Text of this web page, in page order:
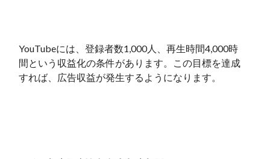
YouTubeには、登録者数1,000人、再生時間4,000時
間という収益化の条件があります。この目標を達成
すれば、広告収益が発生するようになります。